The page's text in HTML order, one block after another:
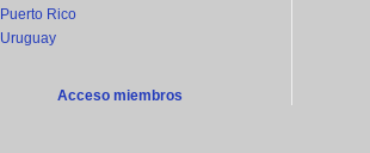
Puerto Rico
Uruguay
Acceso miembros